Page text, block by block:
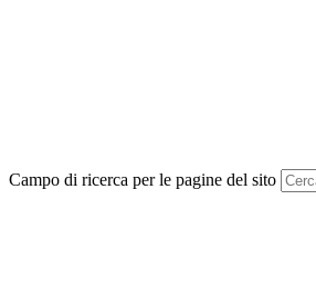
Campo di ricerca per le pagine del sito